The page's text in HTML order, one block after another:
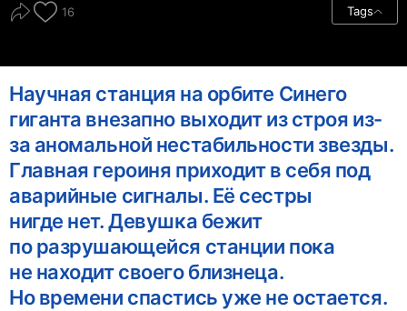
16 Tags
Научная станция на орбите Синего
гиганта внезапно выходит из строя из-
за аномальной нестабильности звезды.
Главная героиня приходит в себя под
аварийные сигналы. Её сестры
нигде нет. Девушка бежит
по разрушающейся станции пока
не находит своего близнеца.
Но времени спастись уже не остается.